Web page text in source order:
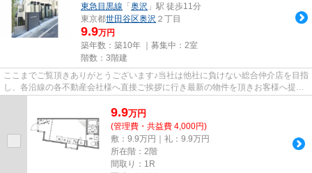
東急目黒線 「 奥沢 」駅 徒歩11分
東京都世田谷区奥沢 ２丁目
9.9万円
築年数：築10年 ｜募集中： 2室
階数：3階建
ここまでご覧頂きありがとうございます♪当社は他社に負けない総合仲介店を目指
し、各沿線の各不動産会社様へ直接ご挨拶に行き最新の物件を頂きお客様へ提供
9.9万円
(管理費・共益費 4,000円)
敷：9.9万円｜礼：9.9万円
所在階：2階
間取り：1R